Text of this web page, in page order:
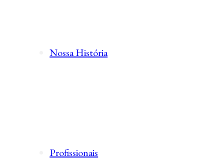
Nossa História
Profissionais